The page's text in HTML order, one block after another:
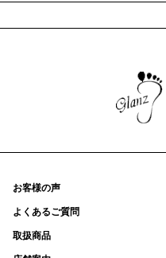
お客様の声
よくあるご質問
取扱商品